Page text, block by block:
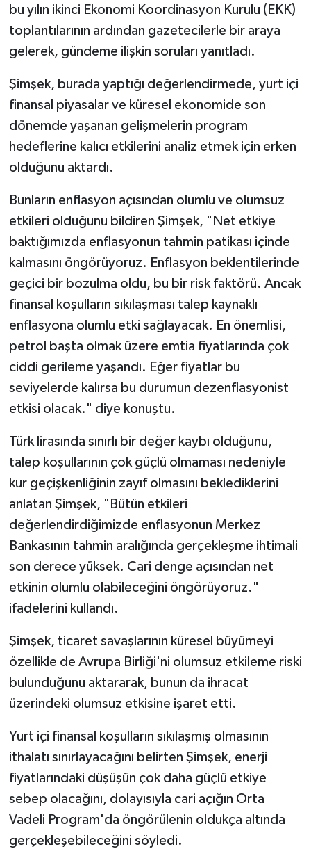
bu yılın ikinci Ekonomi Koordinasyon Kurulu (EKK)
toplantılarının ardından gazetecilerle bir araya
gelerek, gündeme ilişkin soruları yanıtladı.
Şimşek, burada yaptığı değerlendirmede, yurt içi
finansal piyasalar ve küresel ekonomide son
dönemde yaşanan gelişmelerin program
hedeflerine kalıcı etkilerini analiz etmek için erken
olduğunu aktardı.
Bunların enflasyon açısından olumlu ve olumsuz
etkileri olduğunu bildiren Şimşek, "Net etkiye
baktığımızda enflasyonun tahmin patikası içinde
kalmasını öngörüyoruz. Enflasyon beklentilerinde
geçici bir bozulma oldu, bu bir risk faktörü. Ancak
finansal koşulların sıkılaşması talep kaynaklı
enflasyona olumlu etki sağlayacak. En önemlisi,
petrol başta olmak üzere emtia fiyatlarında çok
ciddi gerileme yaşandı. Eğer fiyatlar bu
seviyelerde kalırsa bu durumun dezenflasyonist
etkisi olacak." diye konuştu.
Türk lirasında sınırlı bir değer kaybı olduğunu,
talep koşullarının çok güçlü olmaması nedeniyle
kur geçişkenliğinin zayıf olmasını beklediklerini
anlatan Şimşek, "Bütün etkileri
değerlendirdiğimizde enflasyonun Merkez
Bankasının tahmin aralığında gerçekleşme ihtimali
son derece yüksek. Cari denge açısından net
etkinin olumlu olabileceğini öngörüyoruz."
ifadelerini kullandı.
Şimşek, ticaret savaşlarının küresel büyümeyi
özellikle de Avrupa Birliği'ni olumsuz etkileme riski
bulunduğunu aktararak, bunun da ihracat
üzerindeki olumsuz etkisine işaret etti.
Yurt içi finansal koşulların sıkılaşmış olmasının
ithalatı sınırlayacağını belirten Şimşek, enerji
fiyatlarındaki düşüşün çok daha güçlü etkiye
sebep olacağını, dolayısıyla cari açığın Orta
Vadeli Program'da öngörülenin oldukça altında
gerçekleşebileceğini söyledi.